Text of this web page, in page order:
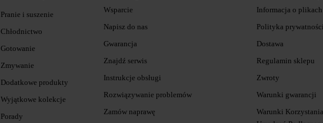
Pranie i suszenie
Chłodnictwo
Gotowanie
Zmywanie
Dodatkowe produkty
Wyjątkowe kolekcje
Porady
Wsparcie
Napisz do nas
Gwarancja
Znajdź serwis
Instrukcje obsługi
Rozwiązywanie problemów
Zamów naprawę
Informacja o
Polityka prywatności
Dostawa
Regulamin sklepu
Zwroty
Warunki gwarancji
Warunki Korzystania